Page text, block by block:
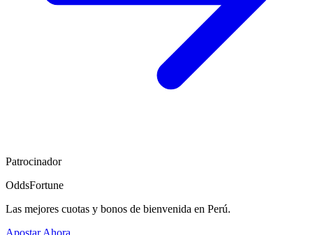
Patrocinador
OddsFortune
Las mejores cuotas y bonos de bienvenida en Perú.